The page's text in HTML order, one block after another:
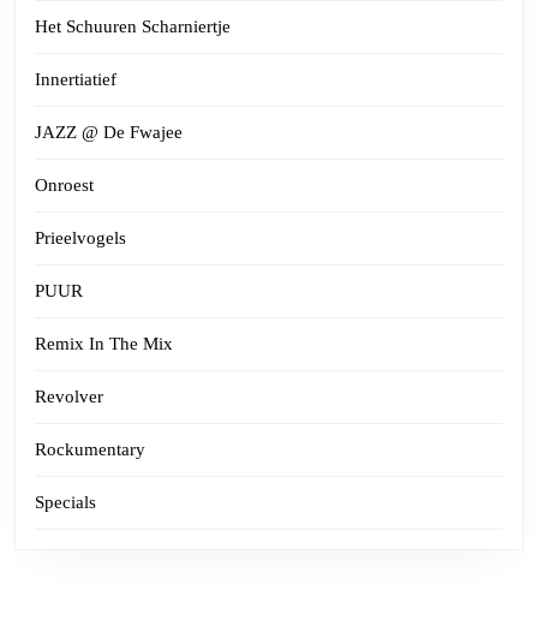
Het Schuuren Scharniertje
Innertiatief
JAZZ @ De Fwajee
Onroest
Prieelvogels
PUUR
Remix In The Mix
Revolver
Rockumentary
Specials